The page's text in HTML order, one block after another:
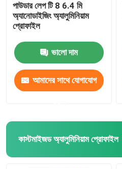
পাউডার লেপ টি 8 6.4 মি
অ্যানোডাইজিং অ্যালুমিনিয়াম
প্রোফাইল
ভালো দাম
আমাদের সাথে যোগাযোগ
কাস্টমাইজড অ্যালুমিনিয়াম প্রোফাইল